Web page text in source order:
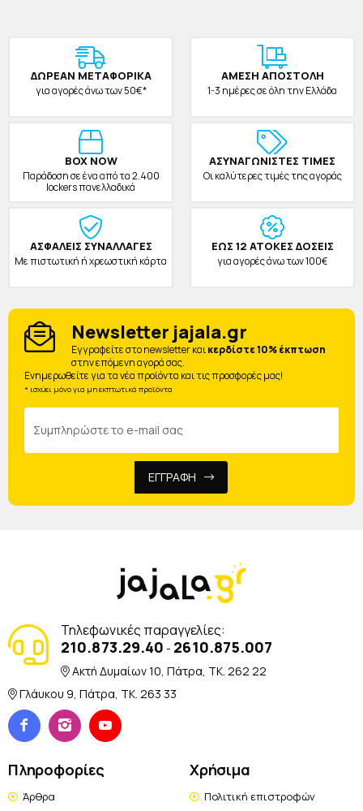
ΔΩΡΕAΝ ΜΕΤΑΦΟΡΙΚΑ
για αγορές άνω των 50€*
ΑΜΕΣΗ ΑΠΟΣΤΟΛΗ
1-3 ημέρες σε όλη την Ελλάδα
BOX NOW
Παράδοση σε ένα από τα 2.400
lockers πανελλαδικά
ΑΣΥΝΑΓΩΝΙΣΤΕΣ ΤΙΜΕΣ
Οι καλύτερες τιμές της αγοράς
ΑΣΦΑΛΕΙΣ ΣΥΝΑΛΛΑΓΕΣ
Με πιστωτική ή χρεωστική κάρτα
ΕΩΣ 12 ΑΤΟΚΕΣ ΔΟΣΕΙΣ
για αγορές άνω των 100€
Newsletter jajala.gr
Eγγραφείτε στο newsletter καικερδίστε 10% έκπτωση
στην επόμενη αγορά σας.
Ενημερωθείτε για τα νέα προϊόντα και τις προσφορές μας!
* ισχύει μόνο για μη εκπτωτικά προϊόντα
ΕΓΓΡΑΦΗ
Τηλεφωνικές παραγγελίες:
210.873.29.40 - 2610.875.007
Ακτή Δυμαίων 10, Πάτρα, TK. 262 22
Γλάυκου 9, Πάτρα, TK. 263 33
Πληροφορίες
Άρθρα
Χρήσιμα
Πολιτική επιστροφών